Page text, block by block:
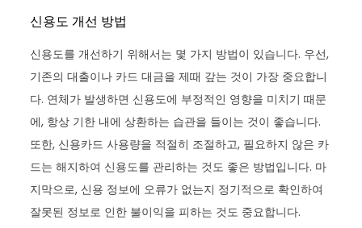
신용도 개선 방법
신용도를 개선하기 위해서는 몇 가지 방법이 있습니다. 우선,
기존의 대출이나 카드 대금을 제때 갚는 것이 가장 중요합니
다. 연체가 발생하면 신용도에 부정적인 영향을 미치기 때문
에, 항상 기한 내에 상환하는 습관을 들이는 것이 좋습니다.
또한, 신용카드 사용량을 적절히 조절하고, 필요하지 않은 카
드는 해지하여 신용도를 관리하는 것도 좋은 방법입니다. 마
지막으로, 신용 정보에 오류가 없는지 정기적으로 확인하여
잘못된 정보로 인한 불이익을 피하는 것도 중요합니다.